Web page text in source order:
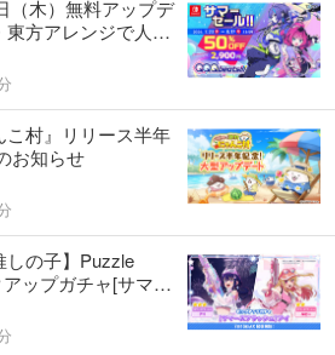
（木）無料アップデ
方アレンジで人気
セールでゲーム本体
こ村』リリース半年
お知らせ
しの子】Puzzle
ップガチャ[サマー
はアイとルビーが